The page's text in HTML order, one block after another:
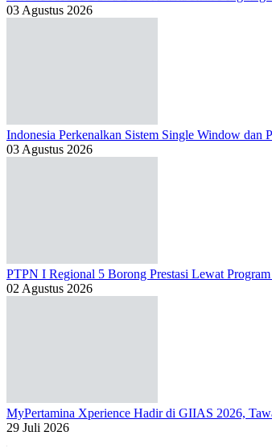
03 Agustus 2026
Indonesia Perkenalkan Sistem Single Window dan
03 Agustus 2026
PTPN I Regional 5 Borong Prestasi Lewat Program
02 Agustus 2026
MyPertamina Xperience Hadir di GIIAS 2026,
29 Juli 2026